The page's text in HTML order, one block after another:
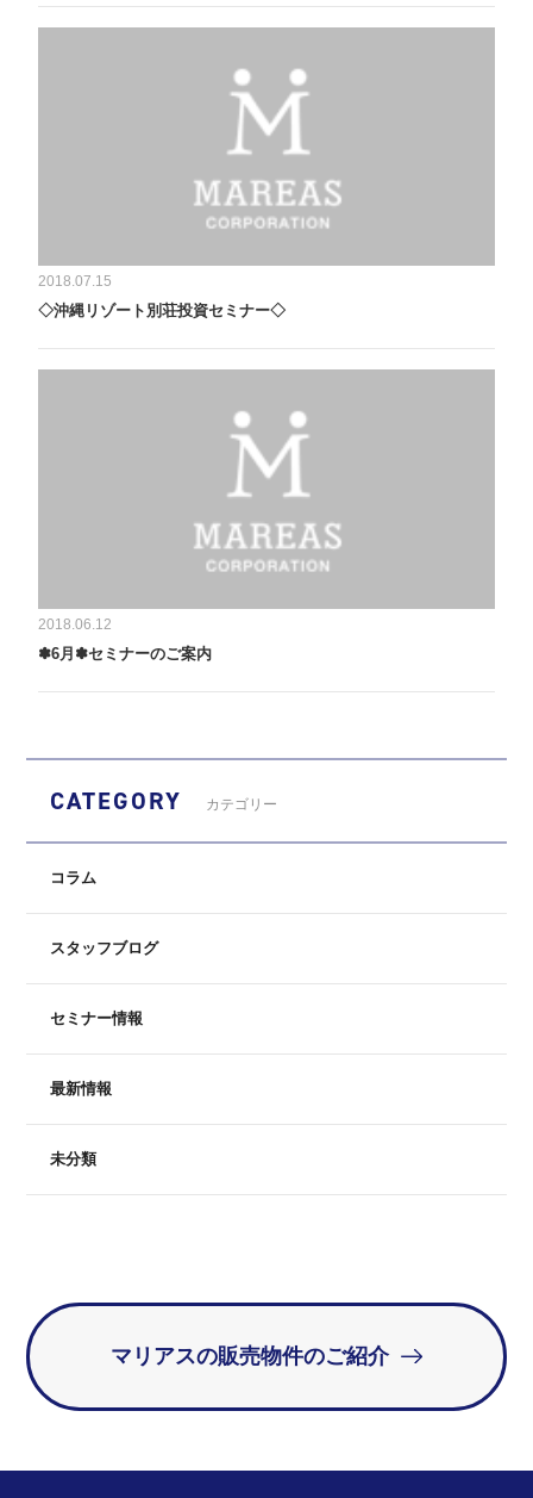
2018.07.15
◇沖縄リゾート別荘投資セミナー◇
2018.06.12
✽6月✽セミナーのご案内
CATEGORY カテゴリー
コラム
スタッフブログ
セミナー情報
最新情報
未分類
マリアスの販売物件のご紹介